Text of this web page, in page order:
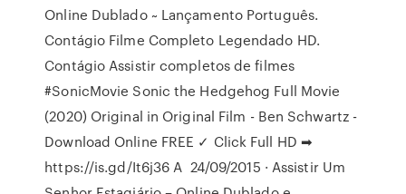
Online Dublado ~ Lançamento Português.
Contágio Filme Completo Legendado HD.
Contágio Assistir completos de filmes
#SonicMovie Sonic the Hedgehog Full Movie
(2020) Original in Original Film - Ben Schwartz -
Download Online FREE ✓ Click Full HD ➡
https://is.gd/It6j36 A 24/09/2015 · Assistir Um